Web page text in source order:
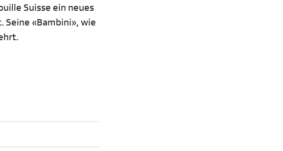
Suisse ein neues
«Bambini», wie